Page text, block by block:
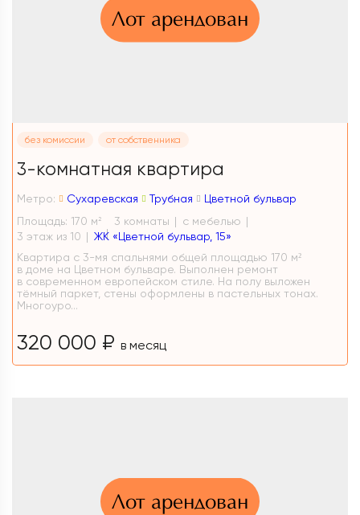
Лот арендован
без комиссии от собственника
3-комнатная квартира
Метро: Сухаревская Трубная
Цветной бульвар
Площадь: 170 м 2 3 комнаты
с мебелью
3 этаж из 10
ЖК «Цветной бульвар, 15»
Квартира с 3-мя спальнями общей площадью 170 м²
в доме на Цветном бульваре. Выполнен ремонт
в современном европейском стиле. На полу выложен
тёмный паркет, стены оформлены в пастельных тонах.
Многоуро...
320 000 ₽ в месяц
Лот арендован